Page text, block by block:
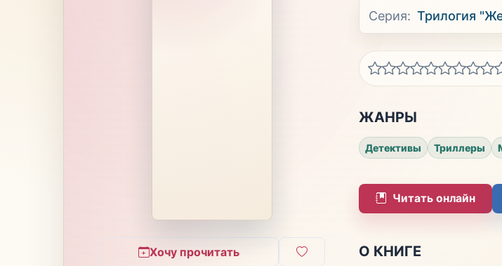
Хочу прочитать
Серия: Трилогия
ЖАНРЫ
Детективы Триллеры
Читать онлайн
О КНИГЕ